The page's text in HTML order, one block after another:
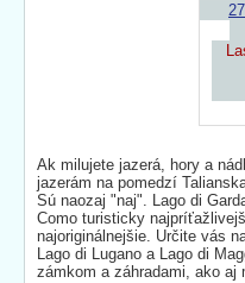
Ak milujete jazerá, hory a
jazerám na pomedzí
Sú naozaj "naj". Lago di
Como turisticky
najoriginálnejšie. Určite vás
Lago di Lugano a Lago di
zámkom a záhradami, ako aj